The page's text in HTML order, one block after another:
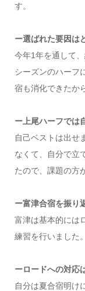
す。
ー選ばれた要因は
今年1年を通して
シーズンのハーフ
宿も消化できたか
ー上尾ハーフでは
自己ベストは出せ
なくて、自分で立
たので、課題の方
ー富津合宿を振り
富津は基本的には
練習を行いました。
ーロードへの対応
自分は夏合宿明け